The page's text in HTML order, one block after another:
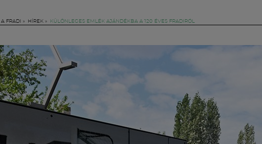
FRADI » HÍREK » KÜLÖNLEGES EMLÉK AJÁNDÉKBA A 120 ÉVES FRADIRÓL